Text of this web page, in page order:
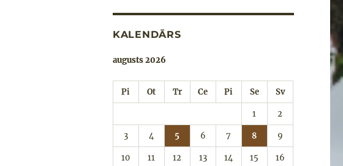
KALENDĀRS
augusts 2026
Pi Ot Tr Ce Pi Se Sv
1 2
3 4 5 6 7 8 9
10 11 12 13 14 15 16